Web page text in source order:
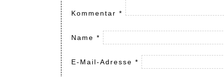
Kommentar *
Name *
E-Mail-Adresse *